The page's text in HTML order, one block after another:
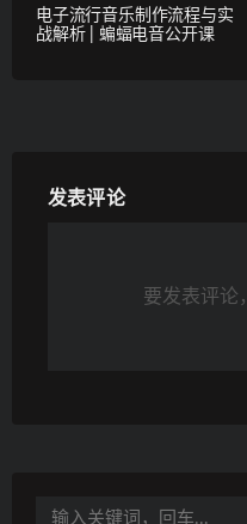
电子流行音乐制作流程与实
战解析 | 蝙蝠电音公开课
发表评论
要发表评论